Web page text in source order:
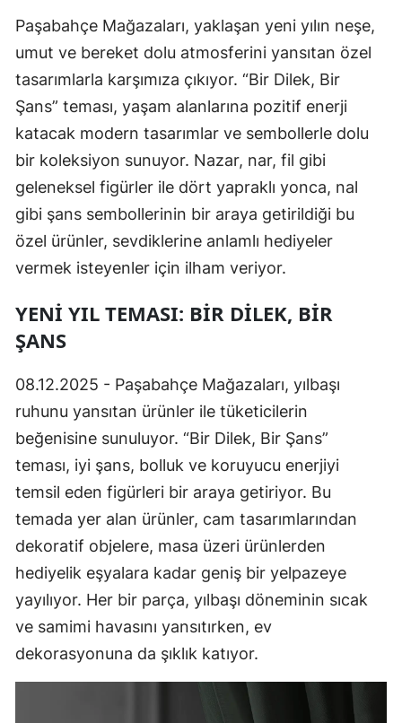
Paşabahçe Mağazaları, yaklaşan yeni yılın neşe,
umut ve bereket dolu atmosferini yansıtan özel
tasarımlarla karşımıza çıkıyor. “Bir Dilek, Bir
Şans” teması, yaşam alanlarına pozitif enerji
katacak modern tasarımlar ve sembollerle dolu
bir koleksiyon sunuyor. Nazar, nar, fil gibi
geleneksel figürler ile dört yapraklı yonca, nal
gibi şans sembollerinin bir araya getirildiği bu
özel ürünler, sevdiklerine anlamlı hediyeler
vermek isteyenler için ilham veriyor.
YENI YIL TEMASI: BIR DILEK, BIR
ŞANS
08.12.2025 - Paşabahçe Mağazaları, yılbaşı
ruhunu yansıtan ürünler ile tüketicilerin
beğenisine sunuluyor. “Bir Dilek, Bir Şans”
teması, iyi şans, bolluk ve koruyucu enerjiyi
temsil eden figürleri bir araya getiriyor. Bu
temada yer alan ürünler, cam tasarımlarından
dekoratif objelere, masa üzeri ürünlerden
hediyelik eşyalara kadar geniş bir yelpazeye
yayılıyor. Her bir parça, yılbaşı döneminin sıcak
ve samimi havasını yansıtırken, ev
dekorasyonuna da şıklık katıyor.